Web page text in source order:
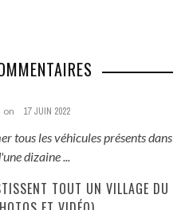
on 17 JUIN 2022
tous les véhicules présents dans
dizaine ...
TOUT UN VILLAGE DU